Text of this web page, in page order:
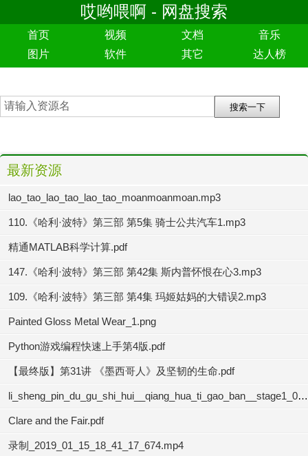
哎哟喂啊 - 网盘搜索
首页 视频 文档
音乐
图片
软件 其它 达人榜
最新资源
lao_tao_lao_tao_lao_tao_moanmoanmoan.mp3
110.《哈利·波特》第三部 第5集 骑士公共汽车1.mp3
精通MATLAB科学计算.pdf
147.《哈利·波特》第三部 第42集 斯内普怀恨在心3.mp3
109.《哈利·波特》第三部 第4集 玛姬姑妈的大错误2.mp3
Painted Gloss Metal Wear_1.png
Python游戏编程快速上手第4版.pdf
【最终版】第31讲 《墨西哥人》及坚韧的生命.pdf
li_sheng_pin_du_gu_shi_hui__qiang_hua_ti_gao_ban__stage1_02.mp3
Clare and the Fair.pdf
录制_2019_01_15_18_41_17_674.mp4